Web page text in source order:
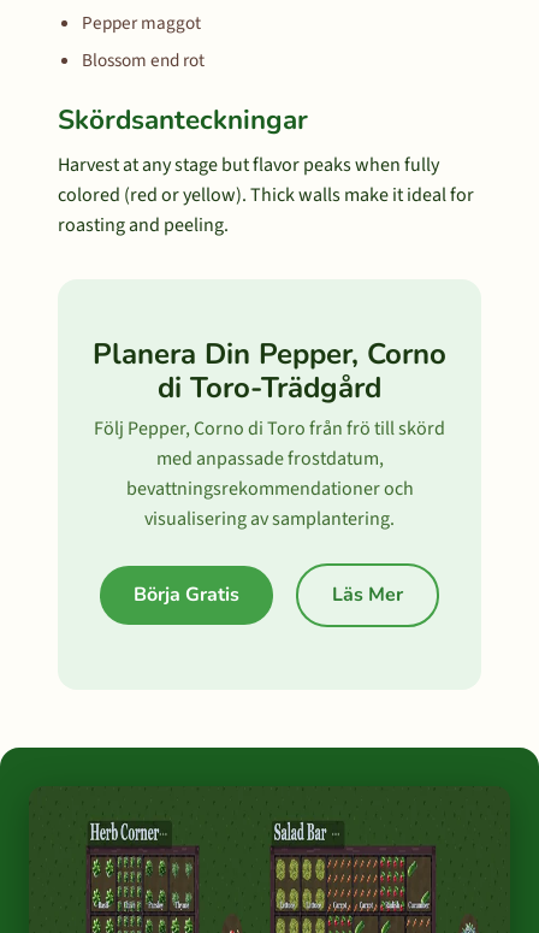
Pepper maggot
Blossom end rot
Skördsanteckningar
Harvest at any stage but flavor peaks when fully
colored (red or yellow). Thick walls make it ideal for
roasting and peeling.
Planera Din Pepper, Corno
di Toro-Trädgård
Följ Pepper, Corno di Toro från frö till skörd
med anpassade frostdatum,
bevattningsrekommendationer och
visualisering av samplantering.
Börja Gratis Läs Mer